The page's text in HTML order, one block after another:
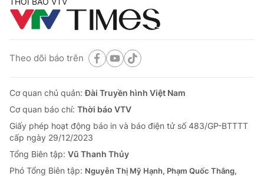
Theo dõi báo trên
Cơ quan chủ quản:Đài Truyền hình Việt Nam
Cơ quan báo chí: Thời báo VTV
Giấy phép hoạt động báo in và báo điện tử số 483/GP-BTTTT
cấp ngày 29/12/2023
Tổng Biên tập: Vũ Thanh Thủy
Phó Tổng Biên tập: Nguyễn Thị Mỹ Hạnh, Phạm Quốc Thắng,